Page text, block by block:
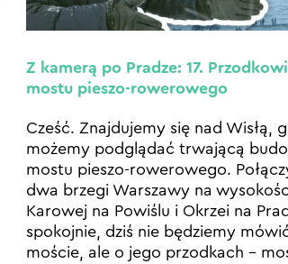
Z kamerą po Pradze: 17.
mostu pieszo-rowerowego
Cześć. Znajdujemy się nad Wisłą,
możemy podglądać trwającą
mostu pieszo-rowerowego.
dwa brzegi Warszawy na
Karowej na Powiślu i Okrzei na
spokojnie, dziś nie będziemy
moście, ale o jego przodkach –